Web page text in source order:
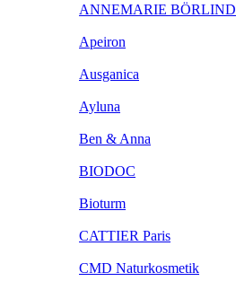
ANNEMARIE BÖRLIND
Apeiron
Ausganica
Ayluna
Ben & Anna
BIODOC
Bioturm
CATTIER Paris
CMD Naturkosmetik